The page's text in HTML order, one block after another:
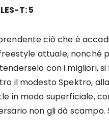
T: 5
ciò che è
attuale, nonché
con i migliori,
il modesto Spektro,
in modo superficiale,
non gli dà scampo.